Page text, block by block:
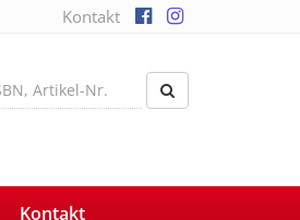
Kontakt
Kontakt